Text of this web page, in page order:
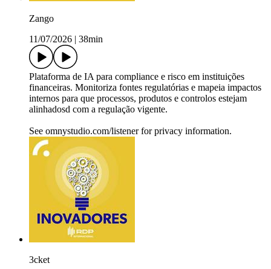
Zango
11/07/2026
38min
Plataforma de IA para compliance e risco em instituições
financeiras. Monitoriza fontes regulatórias e mapeia impactos
internos para que processos, produtos e controlos estejam
alinhadosd com a regulação vigente.
See omnystudio.com/listener for privacy information.
3cket